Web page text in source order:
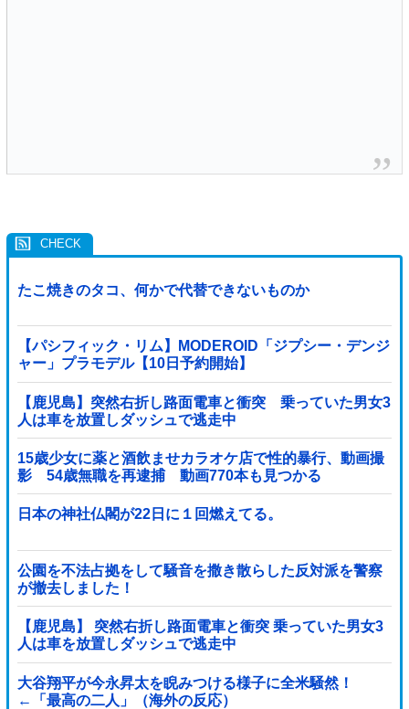
たこ焼きのタコ、何かで代替できないものか
【パシフィック・リム】MODEROID「ジプシー・デンジ
ャー」プラモデル【10日予約開始】
【鹿児島】突然右折し路面電車と衝突 乗っていた男女3
人は車を放置しダッシュで逃走中
15歳少女に薬と酒飲ませカラオケ店で性的暴行、動画撮
影 54歳無職を再逮捕 動画770本も見つかる
日本の神社仏閣が22日に１回燃えてる。
公園を不法占拠をして騒音を撒き散らした反対派を警察
が撤去しました！
【鹿児島】 突然右折し路面電車と衝突 乗っていた男女3
人は車を放置しダッシュで逃走中
大谷翔平が今永昇太を睨みつける様子に全米騒然！
←「最高の二人」（海外の反応）